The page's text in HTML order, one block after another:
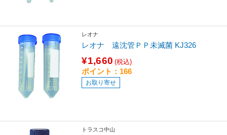
レオナ
レオナ 遠沈管ＰＰ未滅菌 KJ326
¥1,660 (税込)
ポイント：166
お取り寄せ
トラスコ中山